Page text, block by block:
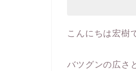
こんにちは宏樹
バツグンの広さ